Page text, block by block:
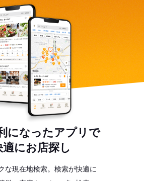
になったアプリで
適にお店探し
な現在地検索。検索が快適に